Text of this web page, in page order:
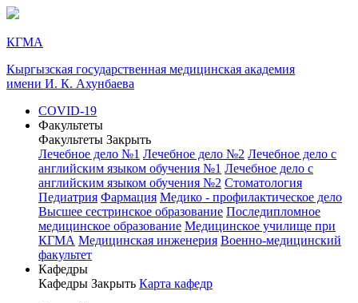
КГМА
Кыргызская государственная медицинская академия
имени И. К. Ахунбаева
COVID-19
Факультеты
Факультеты Закрыть
Лечебное дело №1 Лечебное дело №2 Лечебное дело с
английским языком обучения №1 Лечебное дело с
английским языком обучения №2 Стоматология
Педиатрия Фармация Медико - профилактическое дело
Высшее сестринское образование Последипломное
медицинское образование Медицинское училище при
КГМА Медицинская инженерия Военно-медицинский
факультет
Кафедры
Кафедры Закрыть Карта кафедр